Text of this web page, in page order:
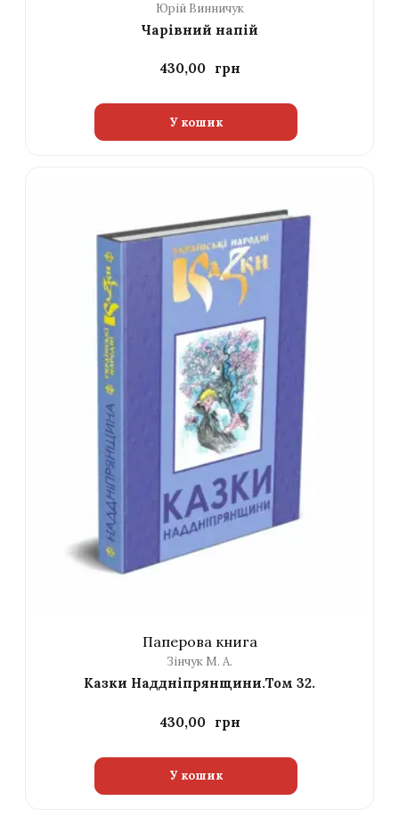
Юрій Винничук
Чарівний напій
430,00
У кошик
Паперова книга
Зінчук М. А.
Казки Наддніпрянщини.Том 32.
430,00
У кошик